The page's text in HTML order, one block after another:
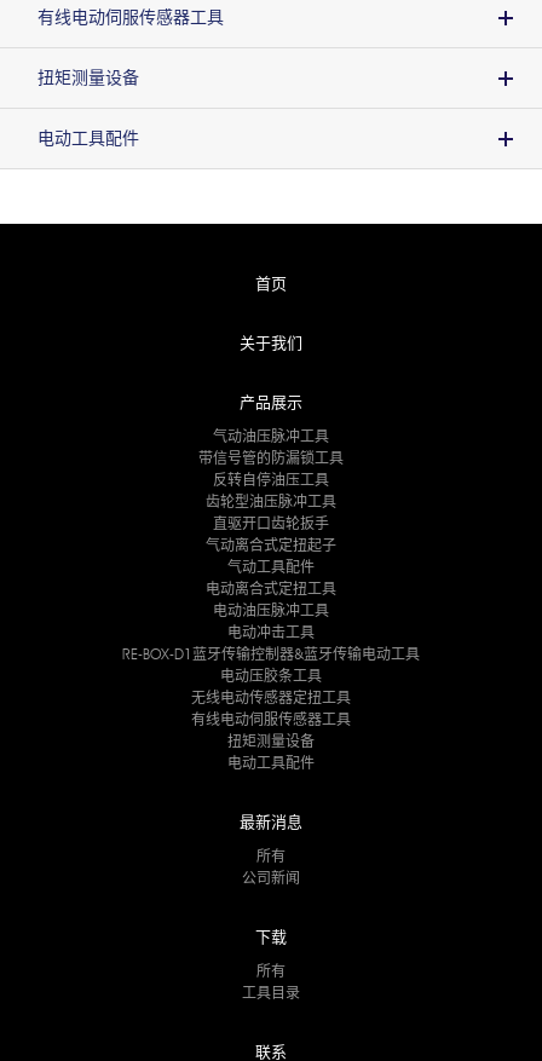
有线电动伺服传感器工具
扭矩测量设备
电动工具配件
首页
关于我们
产品展示
气动油压脉冲工具
带信号管的防漏锁工具
反转自停油压工具
齿轮型油压脉冲工具
直驱开口齿轮扳手
气动离合式定扭起子
气动工具配件
电动离合式定扭工具
电动油压脉冲工具
电动冲击工具
RE-BOX-D1蓝牙传输控制器&蓝牙传输电动工具
电动压胶条工具
无线电动传感器定扭工具
有线电动伺服传感器工具
扭矩测量设备
电动工具配件
最新消息
所有
公司新闻
下载
所有
工具目录
联系